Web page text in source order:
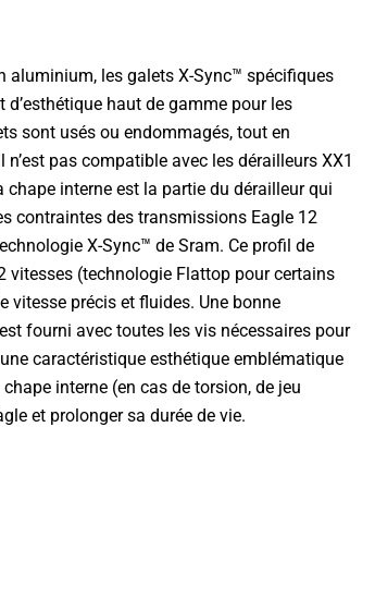
aluminium, les galets X-Sync™ spécifiques
haut de gamme pour les
sont usés ou endommagés, tout en
pas compatible avec les dérailleurs XX1
chape interne est la partie du dérailleur qui
contraintes des transmissions Eagle 12
X-Sync™ de Sram. Ce profil de
vitesses (technologie Flattop pour certains
vitesse précis et fluides. Une bonne
fourni avec toutes les vis nécessaires pour
caractéristique esthétique emblématique
interne (en cas de torsion, de jeu
et prolonger sa durée de vie.